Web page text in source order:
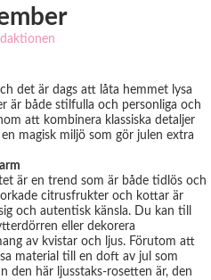
det är dags att låta hemmet lysa
är både stilfulla och personliga och
att kombinera klassiska detaljer
magisk miljö som gör julen extra
är en trend som är både tidlös och
citrusfrukter och kottar är
och autentisk känsla. Du kan till
eller dekorera
av kvistar och ljus. Förutom att
material till en doft av jul som
den här ljusstaks-rosetten är, den